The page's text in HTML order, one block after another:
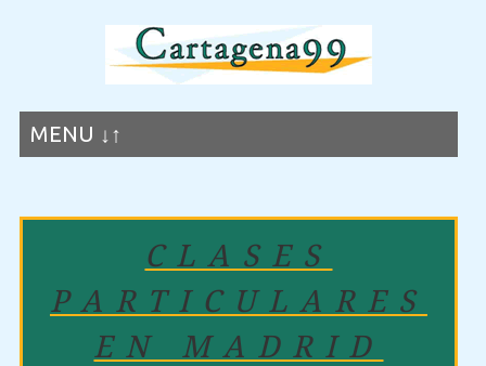
MENU ↓↑
CLASES
PARTICULARES
EN MADRID